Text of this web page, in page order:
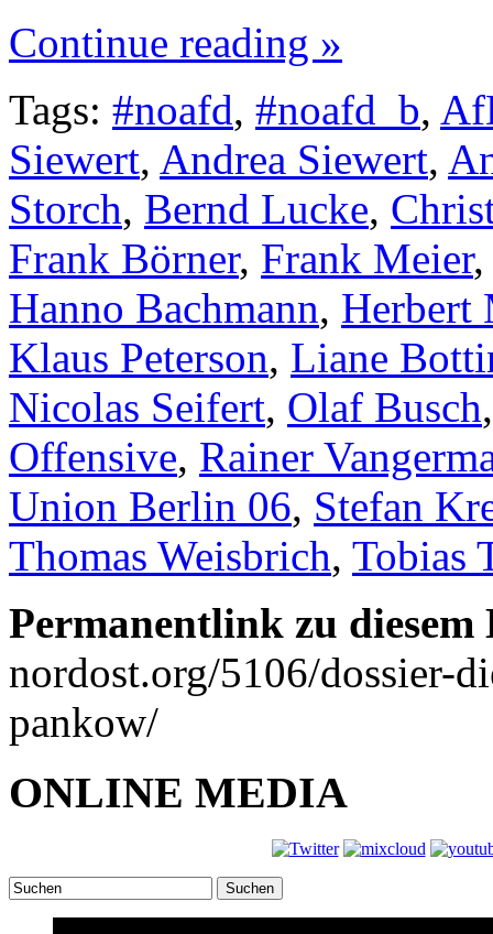
Continue reading »
Tags: #noafd, #noafd_b,
Siewert, Andrea Siewert,
Storch, Bernd Lucke,
Frank Börner, Frank Meier
Hanno Bachmann, Herbert
Klaus Peterson, Liane
Nicolas Seifert, Olaf Busch
Offensive, Rainer
Union Berlin 06, Stefan
Thomas Weisbrich, Tobias
Permanentlink zu
nordost.org/5106/dossier-
pankow/
ONLINE MEDIA
Suchen